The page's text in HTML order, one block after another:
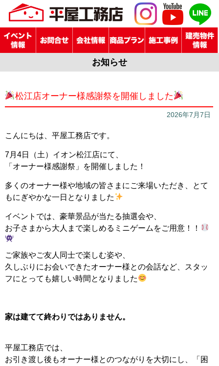
お知らせ
松江店オーナー様感謝祭を開催しました
2026年7月7日
こんにちは、平屋工務店です。
7月4日（土）イオン松江店にて、
「オーナー様感謝祭」を開催しました！
多くのオーナー様や地域の皆さまにご来場いただき、とて
もにぎやかな一日となりました
イベントでは、豪華景品が当たる抽選会や、
お子さまから大人まで楽しめるミニゲームをご用意！！
ご家族やご友人同士で楽しむ姿や、
久しぶりにお会いできたオーナー様との会話など、スタッ
フにとっても嬉しい時間となりました
家は建てて終わりではありません。
平屋工務店では、
お引き渡し後もオーナー様とのつながりを大切にし、「困